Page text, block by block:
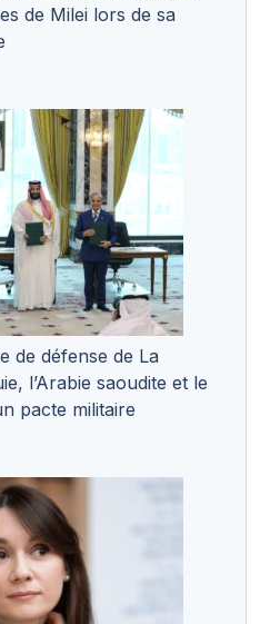
de Milei lors de sa
de défense de La
l’Arabie saoudite et le
pacte militaire